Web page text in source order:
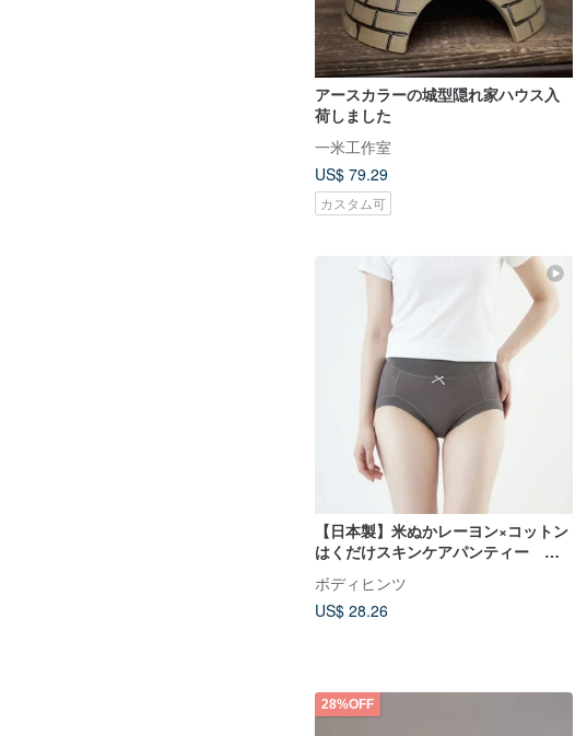
アースカラーの城型隠れ家ハウス入
荷しました
一米工作室
US$ 79.29
カスタム可
【日本製】米ぬかレーヨン×コットン
はくだけスキンケアパンティー 秋
ナー
ボディヒンツ
US$ 28.26
28%OFF